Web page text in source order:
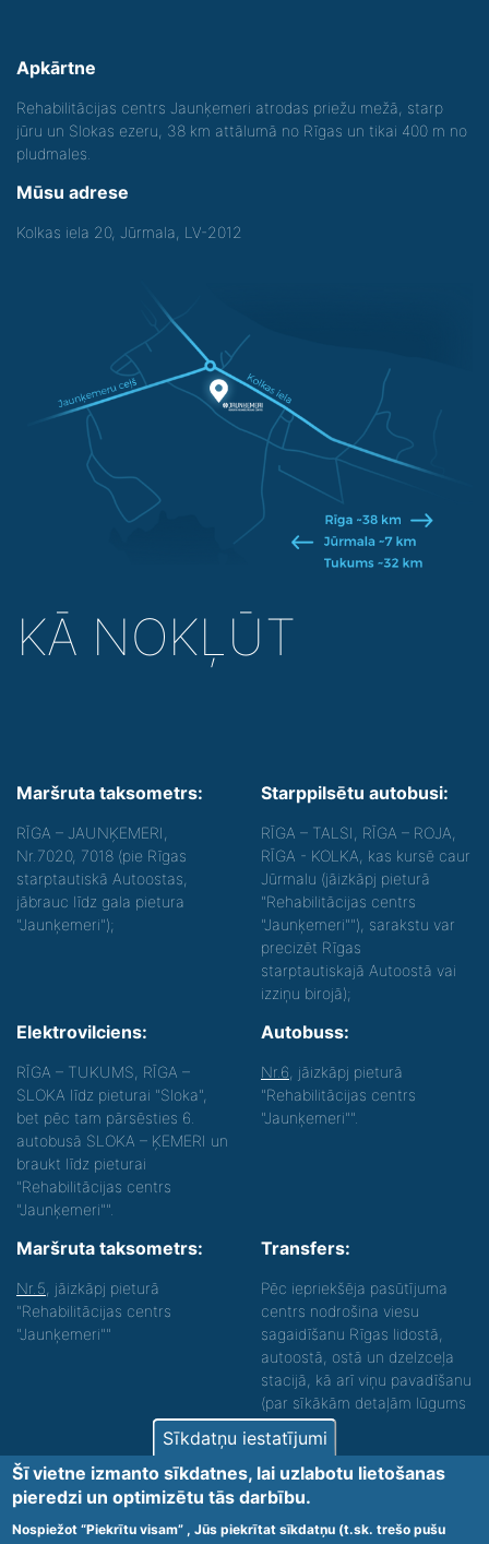
Apkārtne
Rehabilitācijas centrs Jaunķemeri atrodas priežu mežā, starp
jūru un Slokas ezeru, 38 km attālumā no Rīgas un tikai 400 m no
pludmales.
Mūsu adrese
Kolkas iela 20, Jūrmala, LV-2012
KĀ NOKĻŪT
Maršruta taksometrs:
RĪGA – JAUNĶEMERI,
Nr.7020, 7018 (pie Rīgas
starptautiskā Autoostas,
jābrauc līdz gala pietura
"Jaunķemeri");
Starppilsētu autobusi:
RĪGA – TALSI, RĪGA – ROJA,
RĪGA - KOLKA, kas kursē caur
Jūrmalu (jāizkāpj pieturā
"Rehabilitācijas centrs
"Jaunķemeri""), sarakstu var
precizēt Rīgas
starptautiskajā Autoostā vai
izziņu birojā);
Elektrovilciens:
RĪGA – TUKUMS, RĪGA –
SLOKA līdz pieturai "Sloka",
bet pēc tam pārsēsties 6.
autobusā SLOKA – ĶEMERI un
braukt līdz pieturai
"Rehabilitācijas centrs
"Jaunķemeri"".
Autobuss:
Nr.6 , jāizkāpj pieturā
"Rehabilitācijas centrs
"Jaunķemeri"".
Maršruta taksometrs:
Nr.5 , jāizkāpj pieturā
"Rehabilitācijas centrs
"Jaunķemeri""
Transfers:
Pēc iepriekšēja pasūtījuma
centrs nodrošina viesu
sagaidīšanu Rīgas lidostā,
autoostā, ostā un dzelzceļa
stacijā, kā arī viņu pavadīšanu
(par sīkākām detaļām lūgums
zvanīt).
Nodrošinām vides piekļūstamību personām ar
funkcionāliem traucējumiem! SIA „Sanare-KRC
Jaunķemeri”, Kolkas ielā 20, Jūrmalā ir nodrošināta vides
piekļūstamība personām ar funkcionāliem traucējumiem,
Sīkdatņu iestatījumi
Šī vietne izmanto sīkdatnes, lai uzlabotu lietošanas
pieredzi un optimizētu tās darbību.
Nospiežot “Piekrītu visam” , Jūs piekrītat sīkdatņu (t.sk. trešo pušu